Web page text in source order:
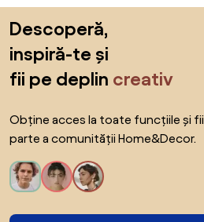
Descoperă,
inspiră-te și
fii pe deplin creativ
Obține acces la toate funcțiile și fii
parte a comunității Home&Decor.